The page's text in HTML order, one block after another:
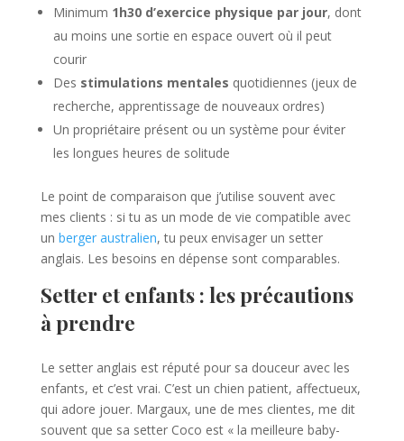
Minimum 1h30 d’exercice physique par jour, dont
au moins une sortie en espace ouvert où il peut
courir
Des stimulations mentales quotidiennes (jeux de
recherche, apprentissage de nouveaux ordres)
Un propriétaire présent ou un système pour éviter
les longues heures de solitude
Le point de comparaison que j’utilise souvent avec
mes clients : si tu as un mode de vie compatible avec
un berger australien, tu peux envisager un setter
anglais. Les besoins en dépense sont comparables.
Setter et enfants : les précautions
à prendre
Le setter anglais est réputé pour sa douceur avec les
enfants, et c’est vrai. C’est un chien patient, affectueux,
qui adore jouer. Margaux, une de mes clientes, me dit
souvent que sa setter Coco est « la meilleure baby-